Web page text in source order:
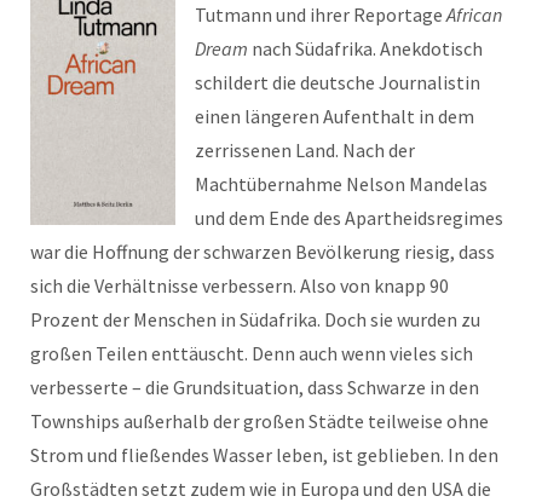
Tutmann und ihrer Reportage African
Dream nach Südafrika. Anekdotisch
schildert die deutsche Journalistin
einen längeren Aufenthalt in dem
zerrissenen Land. Nach der
Machtübernahme Nelson Mandelas
und dem Ende des Apartheidsregimes
war die Hoffnung der schwarzen Bevölkerung riesig, dass
sich die Verhältnisse verbessern. Also von knapp 90
Prozent der Menschen in Südafrika. Doch sie wurden zu
großen Teilen enttäuscht. Denn auch wenn vieles sich
verbesserte – die Grundsituation, dass Schwarze in den
Townships außerhalb der großen Städte teilweise ohne
Strom und fließendes Wasser leben, ist geblieben. In den
Großstädten setzt zudem wie in Europa und den USA die